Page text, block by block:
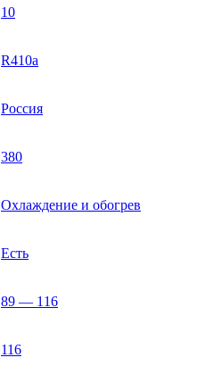
10
R410a
Россия
380
Охлаждение и обогрев
Есть
89 — 116
116